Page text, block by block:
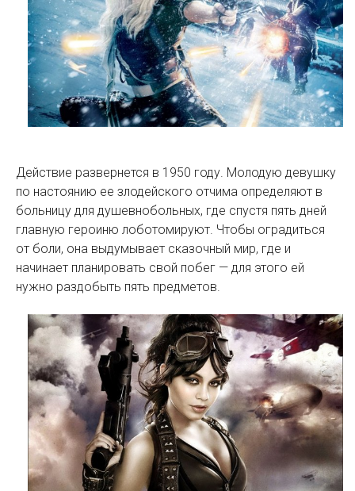
Действие развернется в 1950 году. Молодую девушку
по настоянию ее злодейского отчима определяют в
больницу для душевнобольных, где спустя пять дней
главную героиню лоботомируют. Чтобы оградиться
от боли, она выдумывает сказочный мир, где и
начинает планировать свой побег — для этого ей
нужно раздобыть пять предметов.